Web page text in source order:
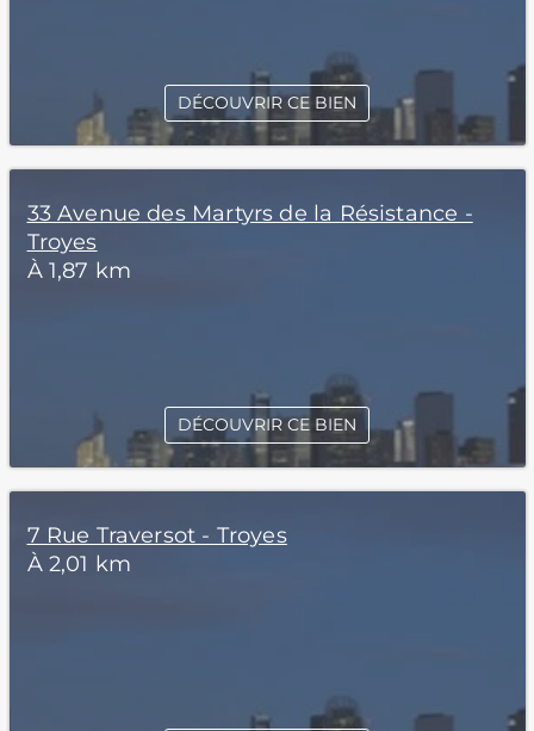
DÉCOUVRIR CE BIEN
33 Avenue des Martyrs de la Résistance -
Troyes
À 1,87 km
DÉCOUVRIR CE BIEN
7 Rue Traversot - Troyes
À 2,01 km